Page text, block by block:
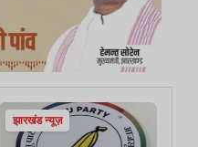
झारखंड न्यूज़